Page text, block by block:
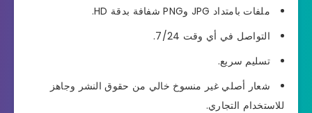
ملفات بامتداد JPG وPNG شفافة بدقة HD.
التواصل في أي وقت 7/24.
تسليم سريع.
شعار أصلي غير منسوخ خالي من حقوق النشر وجاهز
للاستخدام التجاري.